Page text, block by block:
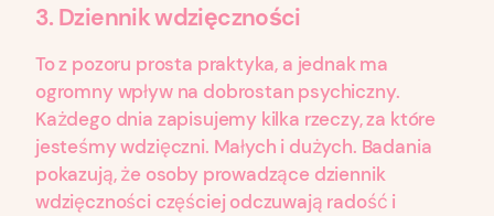
3. Dziennik wdzięczności
To z pozoru prosta praktyka, a jednak ma
ogromny wpływ na dobrostan psychiczny.
Każdego dnia zapisujemy kilka rzeczy, za które
jesteśmy wdzięczni. Małych i dużych. Badania
pokazują, że osoby prowadzące dziennik
wdzięczności częściej odczuwają radość i